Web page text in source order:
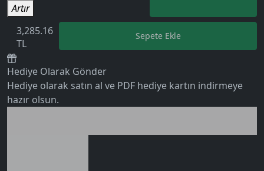
Artır
3,285.16
TL
Sepete Ekle
Hediye Olarak Gönder
Hediye olarak satın al ve PDF hediye kartın indirmeye
hazır olsun.